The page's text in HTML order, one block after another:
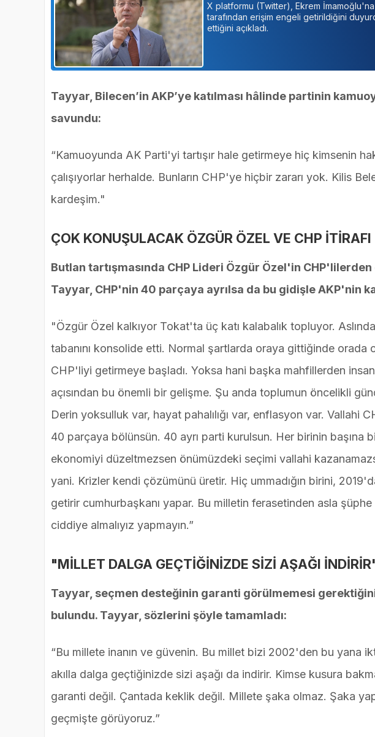
X platformu (Twitter), Ekrem İmamoğlu'na
tarafından erişim engeli getirildiğini
ettiğini açıkladı.
Tayyar, Bilecen’in AKP’ye katılması hâlinde partinin
savundu:
“Kamuoyunda AK Parti'yi tartışır hale getirmeye hiç kimsenin
çalışıyorlar herhalde. Bunların CHP'ye hiçbir zararı yok. Kilis
kardeşim."
ÇOK KONUŞULACAK ÖZGÜR ÖZEL VE CHP İTİRAFI
Butlan tartışmasında CHP Lideri Özgür Özel'in
Tayyar, CHP'nin 40 parçaya ayrılsa da bu gidişle AKP'nin
"Özgür Özel kalkıyor Tokat'ta üç katı kalabalık topluyor.
tabanını konsolide etti. Normal şartlarda oraya gittiğinde
CHP'liyi getirmeye başladı. Yoksa hani başka mahfillerden
açısından bu önemli bir gelişme. Şu anda toplumun öncelikli
Derin yoksulluk var, hayat pahalılığı var, enflasyon var. Vallahi
40 parçaya bölünsün. 40 ayrı parti kurulsun. Her birinin başına
ekonomiyi düzeltmezsen önümüzdeki seçimi vallahi
yani. Krizler kendi çözümünü üretir. Hiç ummadığın birini,
getirir cumhurbaşkanı yapar. Bu milletin ferasetinden asla
ciddiye almalıyız yapmayın.”
"MİLLET DALGA GEÇTİĞİNİZDE SİZİ AŞAĞI
Tayyar, seçmen desteğinin garanti görülmemesi
bulundu. Tayyar, sözlerini şöyle tamamladı:
“Bu millete inanın ve güvenin. Bu millet bizi 2002'den bu yana
akılla dalga geçtiğinizde sizi aşağı da indirir. Kimse kusura
garanti değil. Çantada keklik değil. Millete şaka olmaz. Şaka
geçmişte görüyoruz.”